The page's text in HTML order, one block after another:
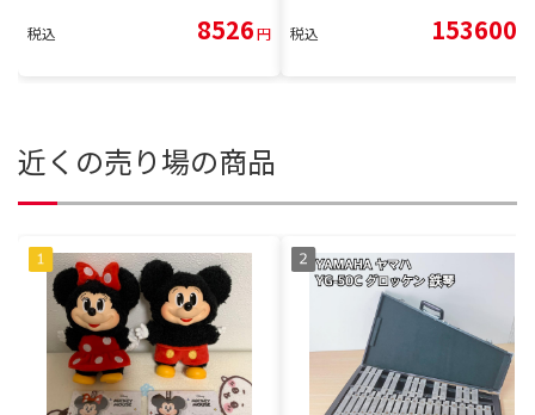
税込 8526円 税込 153600
近くの売り場の商品